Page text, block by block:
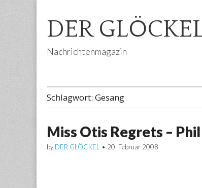
DER
Nachrichtenmagazin
menu
content
Schlagwort: Gesang
Miss Otis Regrets –
by DER GLÖCKEL • 20. Februar 2008